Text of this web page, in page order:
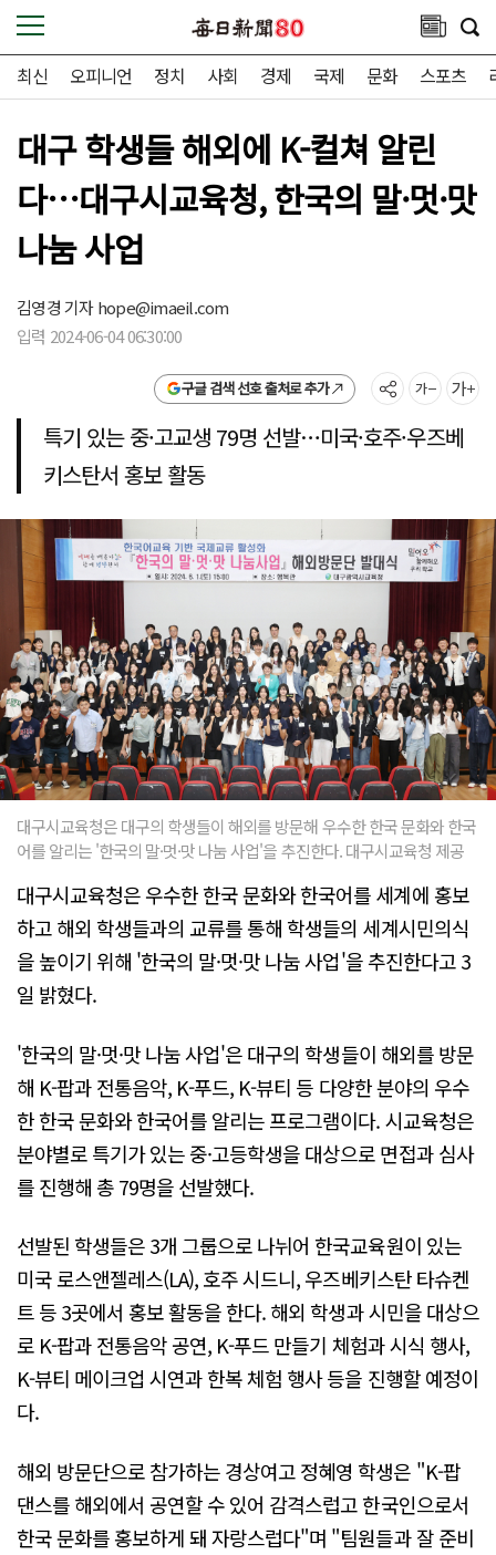
최신 오피니언 정치 사회 경제 국제 문화 스포츠
대구 학생들 해외에 K-컬쳐 알린
다…대구시교육청, 한국의 말·멋·맛
나눔 사업
김영경 기자hope@imaeil.com
입력 2024-06-04 06:30:00
구글 검색 선호 출처로 추가
특기 있는 중·고교생 79명 선발…미국·호주·우즈베
키스탄서 홍보 활동
대구시교육청은 대구의 학생들이 해외를 방문해 우수한 한국 문화와 한국
어를 알리는 '한국의 말·멋·맛 나눔 사업'을 추진한다. 대구시교육청 제공
대구시교육청은 우수한 한국 문화와 한국어를 세계에 홍보
하고 해외 학생들과의 교류를 통해 학생들의 세계시민의식
을 높이기 위해 '한국의 말·멋·맛 나눔 사업'을 추진한다고 3
일 밝혔다.
'한국의 말·멋·맛 나눔 사업'은 대구의 학생들이 해외를 방문
해 K-팝과 전통음악, K-푸드, K-뷰티 등 다양한 분야의 우수
한 한국 문화와 한국어를 알리는 프로그램이다. 시교육청은
분야별로 특기가 있는 중·고등학생을 대상으로 면접과 심사
를 진행해 총 79명을 선발했다.
선발된 학생들은 3개 그룹으로 나뉘어 한국교육원이 있는
미국 로스앤젤레스(LA), 호주 시드니, 우즈베키스탄 타슈켄
트 등 3곳에서 홍보 활동을 한다. 해외 학생과 시민을 대상으
로 K-팝과 전통음악 공연, K-푸드 만들기 체험과 시식 행사,
K-뷰티 메이크업 시연과 한복 체험 행사 등을 진행할 예정이
다.
해외 방문단으로 참가하는 경상여고 정혜영 학생은 "K-팝
댄스를 해외에서 공연할 수 있어 감격스럽고 한국인으로서
한국 문화를 홍보하게 돼 자랑스럽다"며 "팀원들과 잘 준비